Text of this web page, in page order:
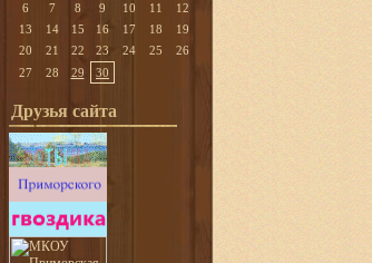
6
7 8 9 10 11
12
13
14 15 16 17 18
19
20
21 22 23 24 25
26
27
28 29 30
Друзья сайта